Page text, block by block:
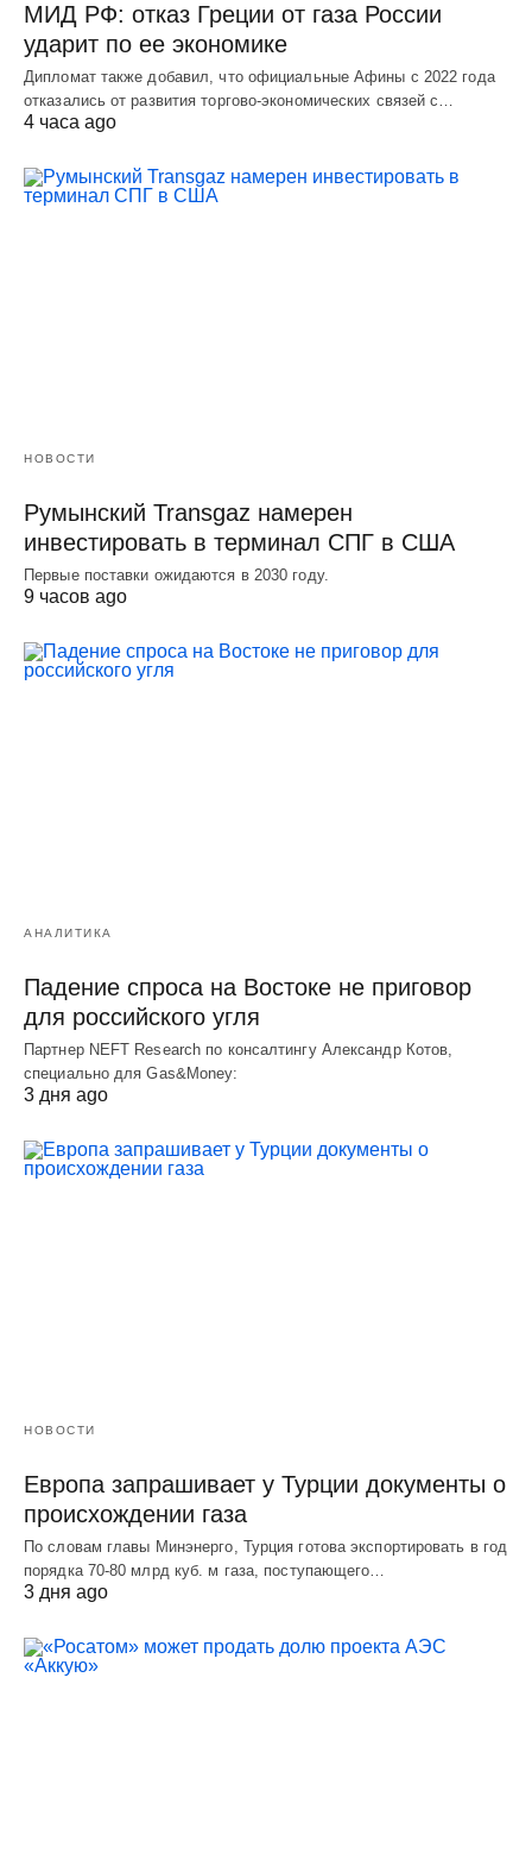
МИД РФ: отказ Греции от газа России
ударит по ее экономике
Дипломат также добавил, что официальные Афины с 2022 года
отказались от развития торгово-экономических связей с…
4 часа ago
НОВОСТИ
Румынский Transgaz намерен
инвестировать в терминал СПГ в США
Первые поставки ожидаются в 2030 году.
9 часов ago
АНАЛИТИКА
Падение спроса на Востоке не приговор
для российского угля
Партнер NEFT Research по консалтингу Александр Котов,
специально для Gas&Money:
3 дня ago
НОВОСТИ
Европа запрашивает у Турции документы о
происхождении газа
По словам главы Минэнерго, Турция готова экспортировать в год
порядка 70-80 млрд куб. м газа, поступающего…
3 дня ago